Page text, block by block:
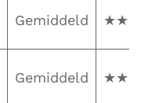
Gemiddeld
Gemiddeld